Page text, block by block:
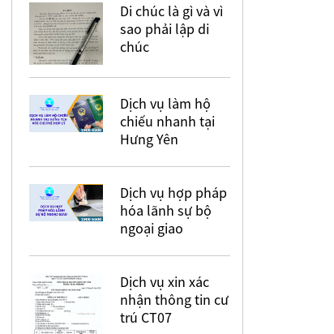
Di chúc là gì và vì
sao phải lập di
chúc
Dịch vụ làm hộ
chiếu nhanh tại
Hưng Yên
Dịch vụ hợp pháp
hóa lãnh sự bộ
ngoại giao
Dịch vụ xin xác
nhận thông tin cư
trú CT07